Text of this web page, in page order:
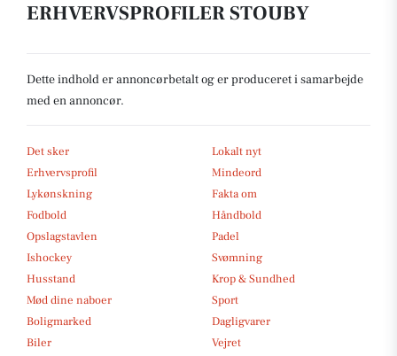
ERHVERVSPROFILER STOUBY
Dette indhold er annoncørbetalt og er produceret i samarbejde
med en annoncør.
Det sker
Lokalt nyt
Erhvervsprofil
Mindeord
Lykønskning
Fakta om
Fodbold
Håndbold
Opslagstavlen
Padel
Ishockey
Svømning
Husstand
Krop & Sundhed
Mød dine naboer
Sport
Boligmarked
Dagligvarer
Biler
Vejret